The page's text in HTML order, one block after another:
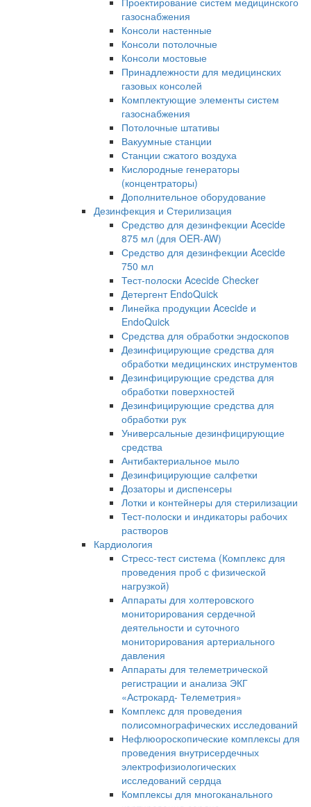
газоснабжения
Консоли настенные
Консоли потолочные
Консоли мостовые
Принадлежности для медицинских
газовых консолей
Комплектующие элементы систем
газоснабжения
Потолочные штативы
Вакуумные станции
Станции сжатого воздуха
Кислородные генераторы
(концентраторы)
Дополнительное оборудование
Дезинфекция и Стерилизация
Средство для дезинфекции Acecide
875 мл (для OER-AW)
Средство для дезинфекции Acecide
750 мл
Тест-полоски Acecide Checker
Детергент EndoQuick
Линейка продукции Acecide и
EndoQuick
Средства для обработки эндоскопов
Дезинфицирующие средства для
обработки медицинских инструментов
Дезинфицирующие средства для
обработки поверхностей
Дезинфицирующие средства для
обработки рук
Универсальные дезинфицирующие
средства
Антибактериальное мыло
Дезинфицирующие салфетки
Дозаторы и диспенсеры
Лотки и контейнеры для стерилизации
Тест-полоски и индикаторы рабочих
растворов
Кардиология
Стресс-тест система (Комплекс для
проведения проб с физической
нагрузкой)
Аппараты для холтеровского
мониторирования сердечной
деятельности и суточного
мониторирования артериального
давления
Аппараты для телеметрической
регистрации и анализа ЭКГ
«Астрокард- Телеметрия»
Комплекс для проведения
полисомнографических исследований
Нефлюороскопические комплексы для
проведения внутрисердечных
электрофизиологических
исследований сердца
Комплексы для многоканального